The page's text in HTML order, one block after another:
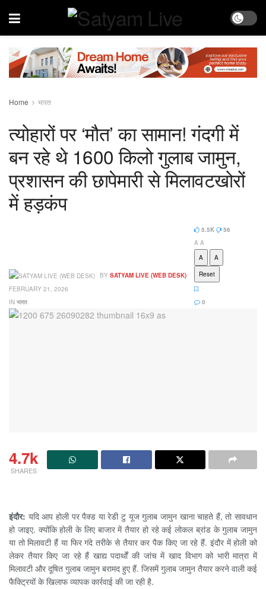
Home भारत
त्योहारों पर ‘मौत’ का सामान! गंदगी में
बन रहे थे 1600 किलो गुलाब जामुन,
प्रशासन की छापेमारी से मिलावटखोरों
में हड़कंप
BY SATYAM LIVE (WEB DESK)
FEBRUARY 21, 2026
IN भारत
5.5K
56
A A
A
A
Reset
0
4.7k
SHARES
इंदौर: यदि आप होली पर पैक्ड या रेडी टु यूज गुलाब जामुन खाना चाहते हैं, तो सावधान
हो जाइए. क्योंकि होली के लिए बाजार में तैयार हो रहे कई लोकल ब्रांड के गुलाब जामुन
या तो मिलावटी हैं या फिर गंदे तरीके से तैयार कर पैक किए जा रहे हैं. इंदौर में होली को
लेकर तैयार किए जा रहे हैं खाद्य पदार्थों की जांच में खाद विभाग को भारी मात्रा में
मिलावटी और दूषित गुलाब जामुन बरामद हुए हैं. जिसमें गुलाब जामुन तैयार करने वाली कई
फैक्ट्रियों के खिलाफ व्यापक कार्रवाई की जा रही है.